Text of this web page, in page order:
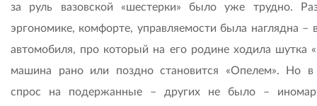
за руль вазовской «шестерки» было уже трудно.
эргономике, комфорте, управляемости была наглядна –
автомобиля, про который на его родине ходила шутка
машина рано или поздно становится «Опелем». Но в
спрос на подержанные – других не было –